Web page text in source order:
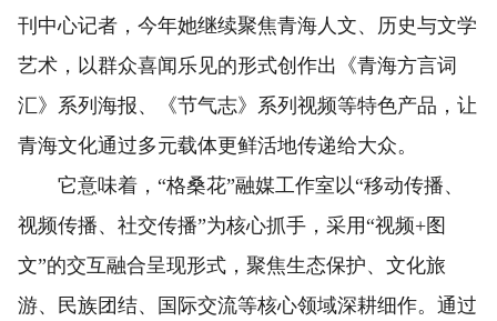
刊中心记者，今年她继续聚焦青海人文、历史与文学
艺术，以群众喜闻乐见的形式创作出《青海方言词
汇》系列海报、《节气志》系列视频等特色产品，让
青海文化通过多元载体更鲜活地传递给大众。
它意味着，“格桑花”融媒工作室以“移动传播、
视频传播、社交传播”为核心抓手，采用“视频+图
文”的交互融合呈现形式，聚焦生态保护、文化旅
游、民族团结、国际交流等核心领域深耕细作。通过